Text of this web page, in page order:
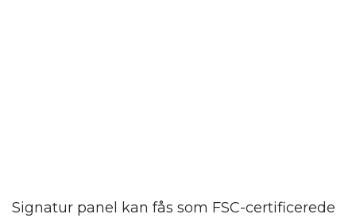
Signatur panel kan fås som FSC-certificerede